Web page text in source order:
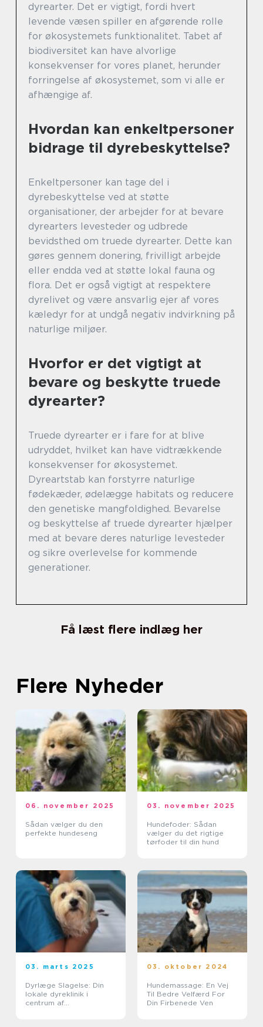
dyrearter. Det er vigtigt, fordi hvert
levende væsen spiller en afgørende rolle
for økosystemets funktionalitet. Tabet af
biodiversitet kan have alvorlige
konsekvenser for vores planet, herunder
forringelse af økosystemet, som vi alle er
afhængige af.
Hvordan kan enkeltpersoner
bidrage til dyrebeskyttelse?
Enkeltpersoner kan tage del i
dyrebeskyttelse ved at støtte
organisationer, der arbejder for at bevare
dyrearters levesteder og udbrede
bevidsthed om truede dyrearter. Dette kan
gøres gennem donering, frivilligt arbejde
eller endda ved at støtte lokal fauna og
flora. Det er også vigtigt at respektere
dyrelivet og være ansvarlig ejer af vores
kæledyr for at undgå negativ indvirkning på
naturlige miljøer.
Hvorfor er det vigtigt at
bevare og beskytte truede
dyrearter?
Truede dyrearter er i fare for at blive
udryddet, hvilket kan have vidtrækkende
konsekvenser for økosystemet.
Dyreartstab kan forstyrre naturlige
fødekæder, ødelægge habitats og reducere
den genetiske mangfoldighed. Bevarelse
og beskyttelse af truede dyrearter hjælper
med at bevare deres naturlige levesteder
og sikre overlevelse for kommende
generationer.
Få læst flere indlæg her
Flere Nyheder
06. november 2025
Sådan vælger du den
perfekte hundeseng
03. november 2025
Hundefoder: Sådan
vælger du det rigtige
tørfoder til din hund
03. marts 2025
Dyrlæge Slagelse: Din
lokale dyreklinik i
centrum af
03. oktober 2024
Hundemassage: En Vej
Til Bedre Velfærd For
Din Firbenede Ven